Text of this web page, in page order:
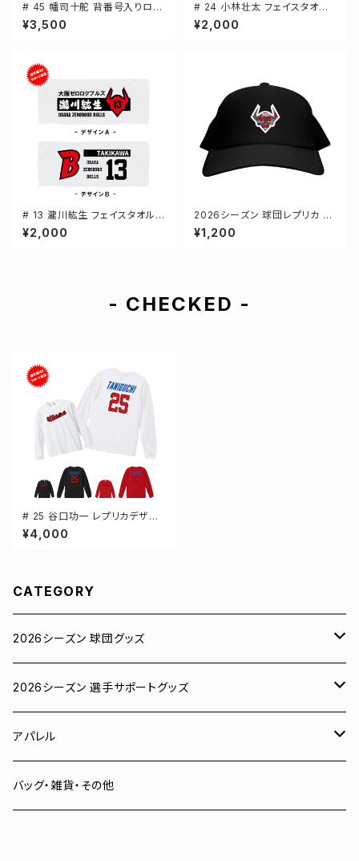
# 45 幡司十舵 背番号入りロゴ
ドライTシャツ 長袖 選手還元 3
カラー S-5Lサイズ 000304
¥3,500
# 24 小林壮太 フェイスタオル
選手還元 2デザイン FT0144
¥2,000
# 13 瀧川紘生 フェイスタオル
選手還元 2デザイン FT0144
¥2,000
2026シーズン 球団レプリカ メ
ッシュキャップ ブラック フリーサ
イズ 2-000700
¥1,200
- CHECKED -
# 25 谷口功一 レプリカデザイ
ン 3カラー 選手還元 長袖Tシャ
ツ S-XXLサイズ 501101
¥4,000
CATEGORY
2026シーズン 球団グッズ
ユニフォーム
Tシャツ
スウェット
2026シーズン 選手サポートグッズ
# 00 蓮
# 0 岡田竜汰
アパレル
スウェット・パーカー
バッグ・雑貨・その他